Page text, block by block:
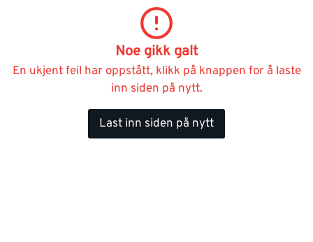
Noe gikk galt
En ukjent feil har oppstått, klikk på knappen for å laste
inn siden på nytt.
Last inn siden på nytt